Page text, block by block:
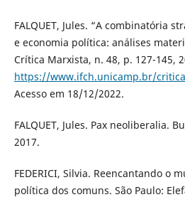
FALQUET, Jules. “A combinatória
e economia política: análises
Crítica Marxista, n. 48, p. 127-145,
https://www.ifch.unicamp.br/
Acesso em 18/12/2022.
FALQUET, Jules. Pax neoliberalia.
2017.
FEDERICI, Silvia. Reencantando o
política dos comuns. São Paulo: